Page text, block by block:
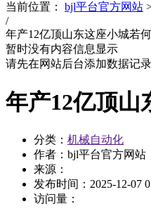
当前位置： bjl平台官方网站
/
年产12亿顶山东这座小城若
暂时没有内容信息显示
请先在网站后台添加数据记录
年产12亿顶山
分类： 机械自动化
作者：bjl平台官方网站
来源：
发布时间： 2025-12-07
访问量：